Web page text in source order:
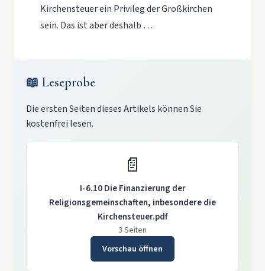
Kirchensteuer ein Privileg der Großkirchen
sein. Das ist aber deshalb …
📖 Leseprobe
Die ersten Seiten dieses Artikels können Sie
kostenfrei lesen.
📄
I-6.10 Die Finanzierung der
Religionsgemeinschaften, inbesondere die
Kirchensteuer.pdf
3 Seiten
Vorschau öffnen